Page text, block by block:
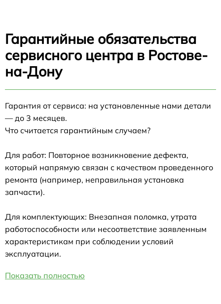
Гарантийные обязательства
сервисного центра в Ростове-
на-Дону
Гарантия от сервиса: на установленные нами детали
— до 3 месяцев.
Что считается гарантийным случаем?
Для работ: Повторное возникновение дефекта,
который напрямую связан с качеством проведенного
ремонта (например, неправильная установка
запчасти).
Для комплектующих: Внезапная поломка, утрата
работоспособности или несоответствие заявленным
характеристикам при соблюдении условий
эксплуатации.
Показать полностью